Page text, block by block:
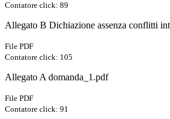
Contatore click: 89
Allegato B Dichiazione assenza conflitti
File PDF
Contatore click: 105
Allegato A domanda_1.pdf
File PDF
Contatore click: 91